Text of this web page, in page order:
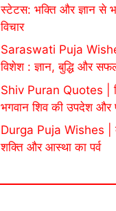
स्टेटस: भक्ति और ज्ञान से
विचार
Saraswati Puja
विशेश : ज्ञान, बुद्धि और
Shiv Puran Quotes |
भगवान शिव की उपदेश और
Durga Puja Wishes |
शक्ति और आस्था का पर्व